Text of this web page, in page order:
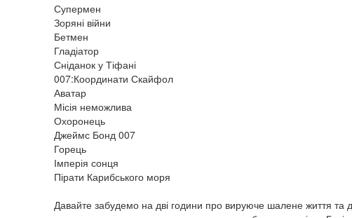
Супермен
Зоряні війни
Бетмен
Гладіатор
Сніданок у Тіфані
007:Координати Скайфол
Аватар
Місія неможлива
Охоронець
Джеймс Бонд 007
Горець
Імперія сонця
Пірати Карибського моря
Давайте забудемо на дві години про вируюче шалене життя та